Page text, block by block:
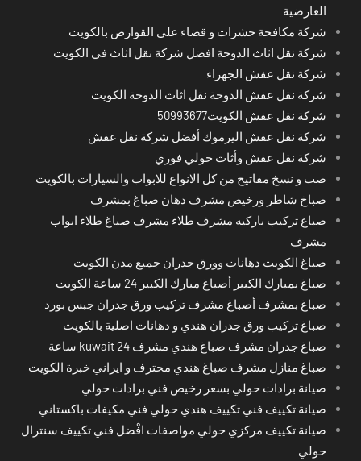
العارضية
شركة مكافحة حشرات و قضاء على القوارض بالكويت
شركة نقل اثاث الدوحة افضل شركة نقل اثاث في الكويت
شركة نقل عفش الجهراء
شركة نقل عفش الدوحة نقل اثاث الدوحة الكويت
شركة نقل عفش الكويت50993677
شركة نقل عفش اليرموك أفضل شركة نقل عفش
شركة نقل عفش وأثاث حولي فوري
صب و نسخ مفاتيح من كل الانواع للابواب والسيارات بالكويت
صباخ شاطر ورخيص مشرف دهان صباغ بمشرف
صباع تركيب باركيه مشرف طلاء مشرف صباغ طلاء ابواب
مشرف
صباغ الكويت دهانات وورق جدران جميع مدن الكويت
صباغ بمبارك الكبير أصباغ مبارك الكبير 24 ساعة الكويت
صباغ بمشرف أصباغ مشرف تركيب ورق جدران جبس بورد
صباغ تركيب ورق جدران هندي و دهانات اصلية بالكويت
صباغ جدران مشرف صباغ هندي مشرف kuwait 24 ساعة
صباغ منازل مشرف صباغ هندي محترف و ايراني خبرة الكويت
صيانة برادات حولي بسعر رخيص فني برادات حولي
صيانة تكييف فني تكييف هندي حولي فني مكيفات باكستاني
صيانة تكييف مركزي حولي مواصفات افْضل فني تكييف سنترال
حولي